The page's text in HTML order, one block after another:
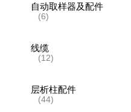
自动取样器及配件
(6)
线缆
(12)
层析柱配件
(44)